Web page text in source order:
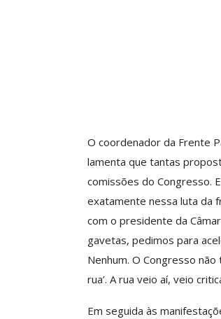
O coordenador da Frente
lamenta que tantas
comissões do Congresso.
exatamente nessa luta da
com o presidente da
gavetas, pedimos para
Nenhum. O Congresso
rua’. A rua veio aí, veio
Em seguida às